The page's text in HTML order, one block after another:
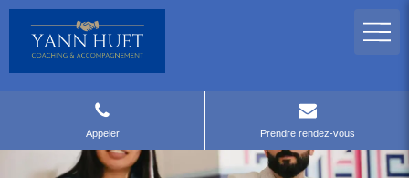
Appeler Prendre rendez-vous